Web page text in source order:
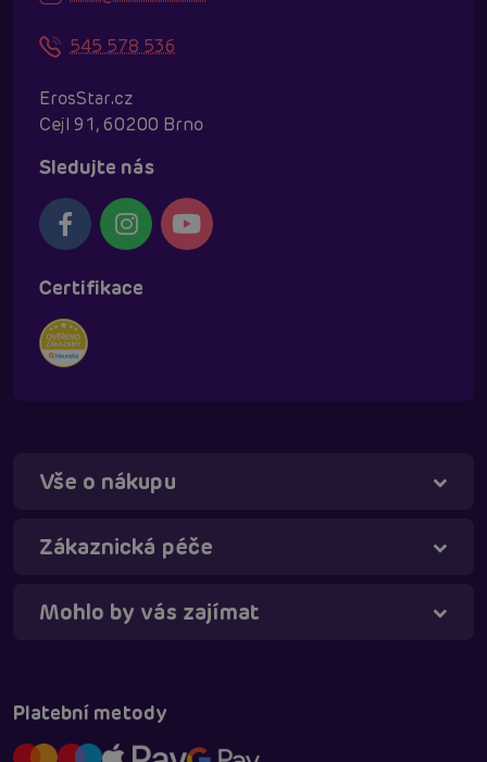
545 578 536
ErosStar.cz
Cejl 91, 60200 Brno
Sledujte nás
Certifikace
Vše o nákupu
Zákaznická péče
Mohlo by vás zajímat
Platební metody
Táňa - virtuální asistentka